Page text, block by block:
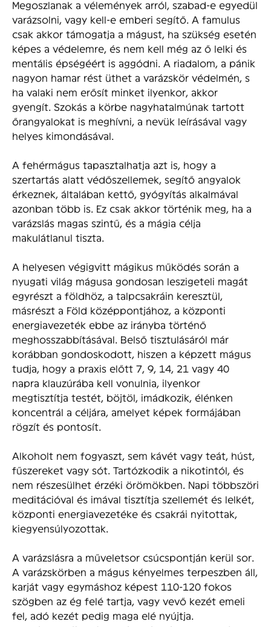
Megoszlanak a vélemények arról, szabad-e egyedül
varázsolni, vagy kell-e emberi segítő. A famulus
csak akkor támogatja a mágust, ha szükség esetén
képes a védelemre, és nem kell még az ő lelki és
mentális épségéért is aggódni. A riadalom, a pánik
nagyon hamar rést üthet a varázskör védelmén, s
ha valaki nem erősít minket ilyenkor, akkor
gyengít. Szokás a körbe nagyhatalmúnak tartott
őrangyalokat is meghívni, a nevük leírásával vagy
helyes kimondásával.
A fehérmágus tapasztalhatja azt is, hogy a
szertartás alatt védőszellemek, segítő angyalok
érkeznek, általában kettő, gyógyítás alkalmával
azonban több is. Ez csak akkor történik meg, ha a
varázslás magas szintű, és a mágia célja
makulátlanul tiszta.
A helyesen végigvitt mágikus működés során a
nyugati világ mágusa gondosan leszigeteli magát
egyrészt a földhöz, a talpcsakráin keresztül,
másrészt a Föld középpontjához, a központi
energiavezeték ebbe az irányba történő
meghosszabbításával. Belső tisztulásáról már
korábban gondoskodott, hiszen a képzett mágus
tudja, hogy a praxis előtt 7, 9, 14, 21 vagy 40
napra klauzúrába kell vonulnia, ilyenkor
megtisztítja testét, böjtöl, imádkozik, élénken
koncentrál a céljára, amelyet képek formájában
rögzít és pontosít.
Alkoholt nem fogyaszt, sem kávét vagy teát, húst,
fűszereket vagy sót. Tartózkodik a nikotintól, és
nem részesülhet érzéki örömökben. Napi többszöri
meditációval és imával tisztítja szellemét és lelkét,
központi energiavezetéke és csakrái nyitottak,
kiegyensúlyozottak.
A varázslásra a műveletsor csúcspontján kerül sor.
A varázskörben a mágus kényelmes terpeszben áll,
karját vagy egymáshoz képest 110-120 fokos
szögben az ég felé tartja, vagy vevő kezét emeli
fel, adó kezét pedig maga elé nyújtja.